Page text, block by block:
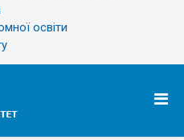
освіти